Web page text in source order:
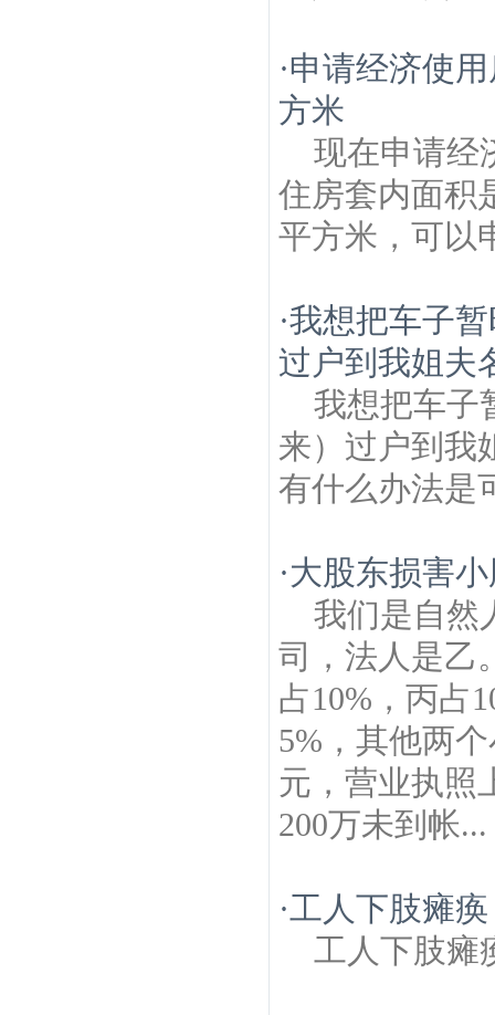
·申请经济使
方米
现在申请经
住房套内面积
平方米，可以
·我想把车子
过户到我姐夫
我想把车子
来）过户到我
有什么办法是
·大股东损害
我们是自然
司，法人是乙
占10%，丙占
5%，其他两
元，营业执照
200万未到帐...
·工人下肢瘫
工人下肢瘫